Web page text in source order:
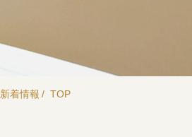
TOP
新着情報